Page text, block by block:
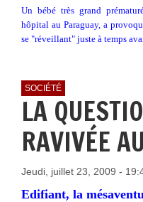
Un bébé très grand
hôpital au Paraguay, a
se "réveillant" juste à temps
SOCIÉTÉ
LA
RAVIVÉE
Jeudi, juillet 23, 2009 -
Edifiant, la